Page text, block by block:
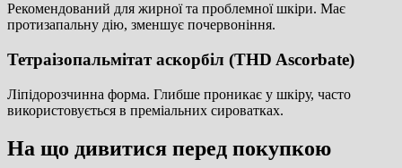
Рекомендований для жирної та проблемної шкіри. Має
протизапальну дію, зменшує почервоніння.
Тетраізопальмітат аскорбіл (THD Ascorbate)
Ліпідорозчинна форма. Глибше проникає у шкіру, часто
використовується в преміальних сироватках.
На що дивитися перед покупкою